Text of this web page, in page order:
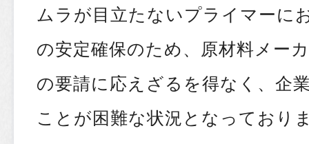
ムラが目立たないプライマーに
の安定確保のため、原材料メー
の要請に応えざるを得なく、企
ことが困難な状況となっており